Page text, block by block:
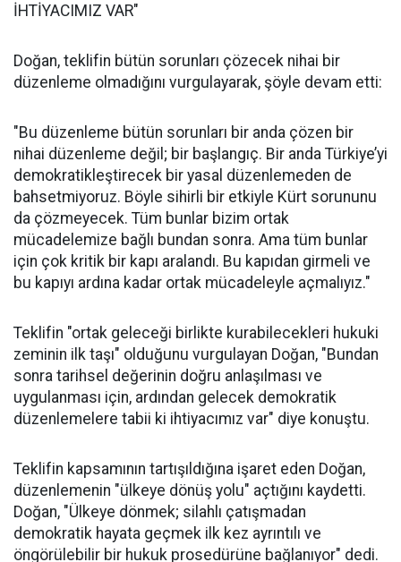
İHTİYACIMIZ VAR"
Doğan, teklifin bütün sorunları çözecek nihai bir
düzenleme olmadığını vurgulayarak, şöyle devam etti:
"Bu düzenleme bütün sorunları bir anda çözen bir
nihai düzenleme değil; bir başlangıç. Bir anda Türkiye’yi
demokratikleştirecek bir yasal düzenlemeden de
bahsetmiyoruz. Böyle sihirli bir etkiyle Kürt sorununu
da çözmeyecek. Tüm bunlar bizim ortak
mücadelemize bağlı bundan sonra. Ama tüm bunlar
için çok kritik bir kapı aralandı. Bu kapıdan girmeli ve
bu kapıyı ardına kadar ortak mücadeleyle açmalıyız."
Teklifin "ortak geleceği birlikte kurabilecekleri hukuki
zeminin ilk taşı" olduğunu vurgulayan Doğan, "Bundan
sonra tarihsel değerinin doğru anlaşılması ve
uygulanması için, ardından gelecek demokratik
düzenlemelere tabii ki ihtiyacımız var" diye konuştu.
Teklifin kapsamının tartışıldığına işaret eden Doğan,
düzenlemenin "ülkeye dönüş yolu" açtığını kaydetti.
Doğan, "Ülkeye dönmek; silahlı çatışmadan
demokratik hayata geçmek ilk kez ayrıntılı ve
öngörülebilir bir hukuk prosedürüne bağlanıyor" dedi.